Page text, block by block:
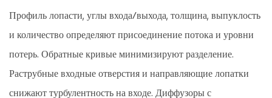
Профиль лопасти, углы входа/выхода, толщина, выпуклость
и количество определяют присоединение потока и уровни
потерь. Обратные кривые минимизируют разделение.
Раструбные входные отверстия и направляющие лопатки
снижают турбулентность на входе. Диффузоры с